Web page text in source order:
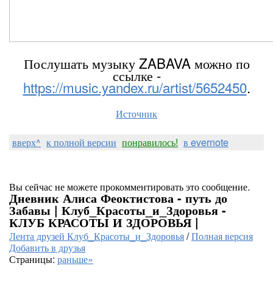
Послушать музыку ZABAVA можно по
ссылке -
https://music.yandex.ru/artist/5652450.
Источник
вверх^ к полной версии понравилось! в evernote
Вы сейчас не можете прокомментировать это сообщение.
Дневник Алиса Феоктистова - путь до
Забавы | Клуб_Красоты_и_Здоровья -
КЛУБ КРАСОТЫ И ЗДОРОВЬЯ |
Лента друзей Клуб_Красоты_и_Здоровья/Полная версия
Добавить в друзья
Страницы: раньше»